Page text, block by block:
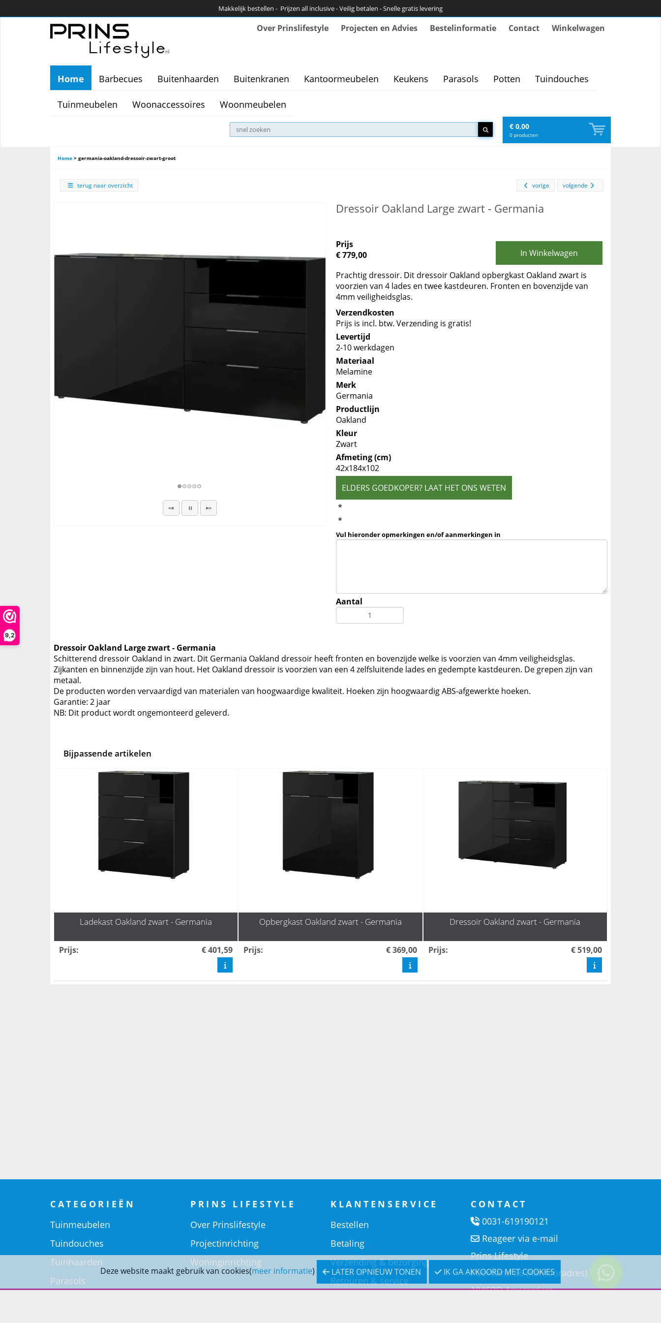
9,2
Makkelijk bestellen - Prijzen all inclusive - Veilig betalen - Snelle gratis levering
Over Prinslifestyle Projecten en Advies Bestelinformatie Contact Winkelwagen
Home Barbecues Buitenhaarden Buitenkranen Kantoormeubelen Keukens Parasols Potten Tuindouches
Tuinmeubelen Woonaccessoires Woonmeubelen
€ 0,00
0 producten
Home > germania-oakland-dressoir-zwart-groot
terug naar overzicht volgende
vorige
Dressoir Oakland Large zwart - Germania
Prijs
€ 779,00
In Winkelwagen
Prachtig dressoir. Dit dressoir Oakland opbergkast Oakland zwart is
voorzien van 4 lades en twee kastdeuren. Fronten en bovenzijde van
4mm veiligheidsglas.
Verzendkosten
Prijs is incl. btw. Verzending is gratis!
Levertijd
2-10 werkdagen
Materiaal
Melamine
Merk
Germania
Productlijn
Oakland
Kleur
Zwart
Afmeting (cm)
42x184x102
ELDERS GOEDKOPER? LAAT HET ONS WETEN
*
*
Vul hieronder opmerkingen en/of aanmerkingen in
Aantal
Dressoir Oakland Large zwart - Germania
Schitterend dressoir Oakland in zwart. Dit Germania Oakland dressoir heeft fronten en bovenzijde welke is voorzien van 4mm veiligheidsglas.
Zijkanten en binnenzijde zijn van hout. Het Oakland dressoir is voorzien van een 4 zelfsluitende lades en gedempte kastdeuren. De grepen zijn van
metaal.
De producten worden vervaardigd van materialen van hoogwaardige kwaliteit. Hoeken zijn hoogwaardig ABS-afgewerkte hoeken.
Garantie: 2 jaar
NB: Dit product wordt ongemonteerd geleverd.
Bijpassende artikelen
Ladekast Oakland zwart - Germania
Prijs: € 401,59
Opbergkast Oakland zwart - Germania
Prijs: € 369,00
Dressoir Oakland zwart - Germania
Prijs: € 519,00
Deze website maakt gebruik van cookies(meer informatie) LATER OPNIEUW TONEN IK GA AKKOORD MET COOKIES
CATEGORIEËN
Tuinmeubelen
Tuindouches
Tuinhaarden
Parasols
PRINS LIFESTYLE
Over Prinslifestyle
Projectinrichting
Woninginrichting
KLANTENSERVICE
Bestellen
Betaling
Verzending & bezorging
Retouren & service
CONTACT
0031-619190121
Reageer via e-mail
Prins Lifestyle
Poortland 66 (Kantooradres)
1046BD Amsterdam